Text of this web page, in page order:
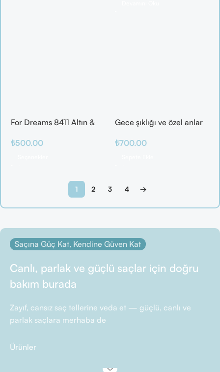
For Dreams 8411 Altın &
Takımı
₺500.00
Gece şıklığı ve özel anlar
₺700.00
1 2 3 4 →
Saçına Güç Kat, Kendine Güven Kat
Canlı, parlak ve güçlü saçlar için doğru
bakım burada
Zayıf, cansız saç tellerine veda et — güçlü, canlı ve
parlak saçlara merhaba de
Ürünler